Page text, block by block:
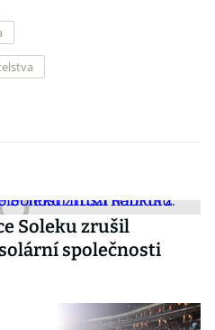
Soleku zrušil
společnosti